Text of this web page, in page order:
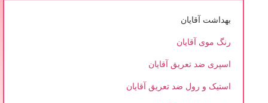
بهداشت آقایان
رنگ موی آقایان
اسپری ضد تعریق آقایان
استیک و رول ضد تعریق آقایان